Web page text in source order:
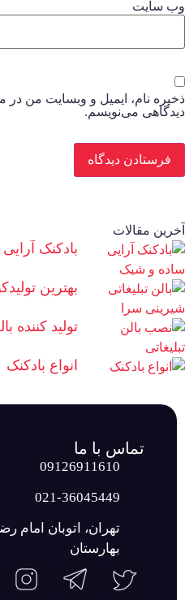
سایت
نام، ایمیل و وبسایت من در
می‌نویسم.
مقالات
بادکنک
بهترین
تولید کننده
انواع بادکنک
تماس با ما
09126911610
021-36045449
تهران، اتوبان امام
بهارستان